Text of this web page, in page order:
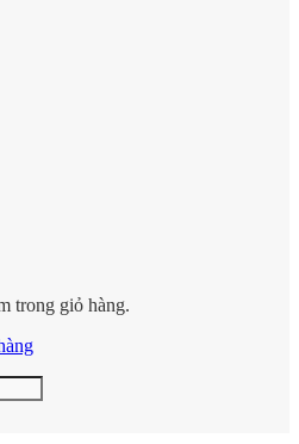
trong giỏ hàng.